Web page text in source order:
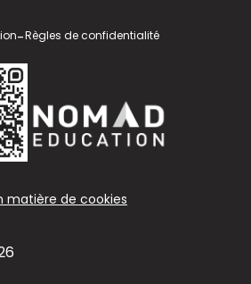
-Règles de confidentialité
matière de cookies